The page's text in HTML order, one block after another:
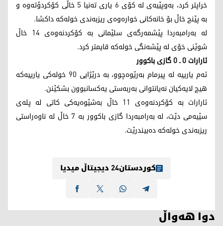
خراپتر كرد، به‌وپێیه‌ی له‌ كۆی 6 یاری ته‌نیا 5 خاڵی كۆكردۆته‌وه‌ و
به‌ پێنچ خاڵ بۆ خانه‌كانی خواره‌وه‌ی ریزبه‌ندی خوله‌كه‌ داكشا.
له‌ به‌رامبه‌ردا پێشمه‌رگه‌ی سلێمانی به‌ كۆكردنه‌وه‌ی 14 خاڵ
شوێنی خۆی له‌ پێشه‌نگی خوله‌كه‌ قایمتر كرد.
ئارارات 0 ـ 0 گازی باكوور
ئه‌م یارییه‌ له‌ پیرمام به‌رێوه‌چوو، به‌ درێژایی 90 خوله‌كی یارییه‌كه‌
هیچ لایه‌كیان نه‌یانتوانی به‌ربه‌ستی یه‌كسانبوون بشكێنن.
ئارارات به‌ كۆكردنه‌وه‌ی 11 خاڵ به‌شێوه‌یه‌كی كاتی له‌ پله‌ی
سێیه‌می دێت، له‌ به‌رامبه‌ردا گازی باكوور به‌ 7 خاڵ له‌ ناوه‌راستی
ریزبه‌ندی خوله‌كه‌ ده‌بیندرێت.
کوردستان24 دیجیتاڵ میدیا
دوا هەواڵ